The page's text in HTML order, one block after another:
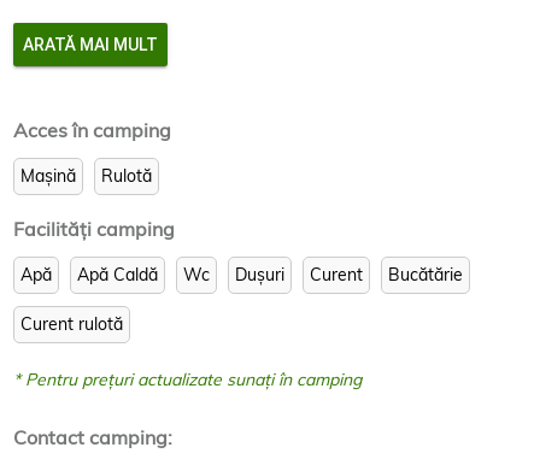
grătare. Rulotele pot beneficia de curent electric.
ARATĂ MAI MULT
Acces în camping
Mașină Rulotă
Facilităţi camping
Apă Apă Caldă Wc Dușuri Curent Bucătărie
Curent rulotă
* Pentru prețuri actualizate sunați în camping
Contact camping: